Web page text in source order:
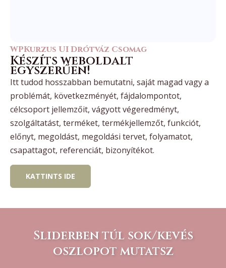
WPKurzus UI Drótváz Csomag
Készíts weboldalt
egyszerűen!
Itt tudod hosszabban bemutatni, saját magad vagy a
problémát, következményét, fájdalompontot,
célcsoport jellemzőit, vágyott végeredményt,
szolgáltatást, terméket, termékjellemzőt, funkciót,
előnyt, megoldást, megoldási tervet, folyamatot,
csapattagot, referenciát, bizonyítékot.
KATTINTS IDE
Sliderben túl sok/kevés
oszlopot mutatsz